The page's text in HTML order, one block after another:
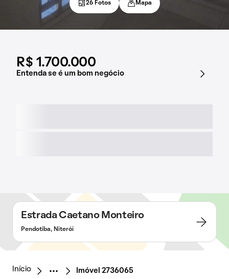
R$ 1.700.000
Entenda se é um bom negócio
26 Fotos Mapa
Estrada Caetano Monteiro
Pendotiba, Niterói
Início Imóvel 2736065